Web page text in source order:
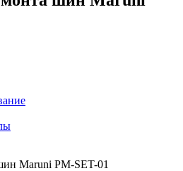
Maruni PM-SET-01